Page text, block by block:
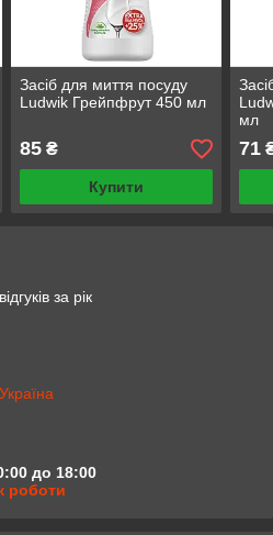
Засіб для миття посуду
Ludwik Грейпфрут 450 мл
85₴
Купити
мл
71
за рік
до 18:00
роботи